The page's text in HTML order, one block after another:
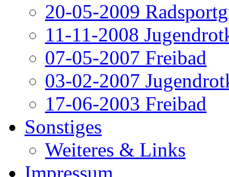
20-05-2009
11-11-2008
07-05-2007 Freibad
03-02-2007
17-06-2003 Freibad
Sonstiges
Weiteres & Links